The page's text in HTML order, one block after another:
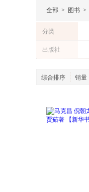
全部 > 图书 >
分类
出版社
综合排序 销量